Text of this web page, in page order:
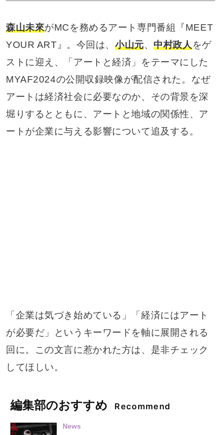
森山未來がMCを務めるアート専門番組『MEET
YOUR ART』。今回は、 小山元、中村政人をゲ
ストに迎え、「アートと経済」をテーマにした
MYAF2024の公開収録映像が配信された。なぜ
アートは経済社会に必要なのか、その背景を深
堀りするとともに、アートと地域の関係性、ア
ートが企業に与える影響について追及する。
「企業は気づき始めている」「経済にはアート
が必要だ」というキーワードを軸に展開される
回に。この文言に惹かれた方は、是非チェック
してほしい。
編集部のおすすめ Recommend
News